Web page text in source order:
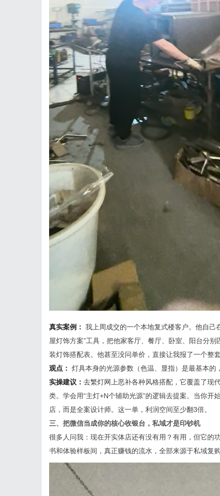
真实案例： 我上周成交的一个本地复式楼客户。他自
屋灯饰方案”工具，把他家客厅、餐厅、卧室、阳台分
装灯饰搭配表。他甚至没问单价，直接让我报了一个整
观点： 灯具本身的光源参数（色温、显指）是最基本
实操建议： 去繁灯网上恶补各种风格搭配，它覆盖了现
类。学会用“主灯+N个辅助光源”的逻辑去提案。当你
店，而是全案设计师。这一单，利润空间至少翻3倍。
三、把微信当成你的核心收银台，私域才是印钞机
很多人问我：现在开实体店还有没有用？有用，但它的
书和体验样板间，真正赚钱的流水，全部来源于私域复